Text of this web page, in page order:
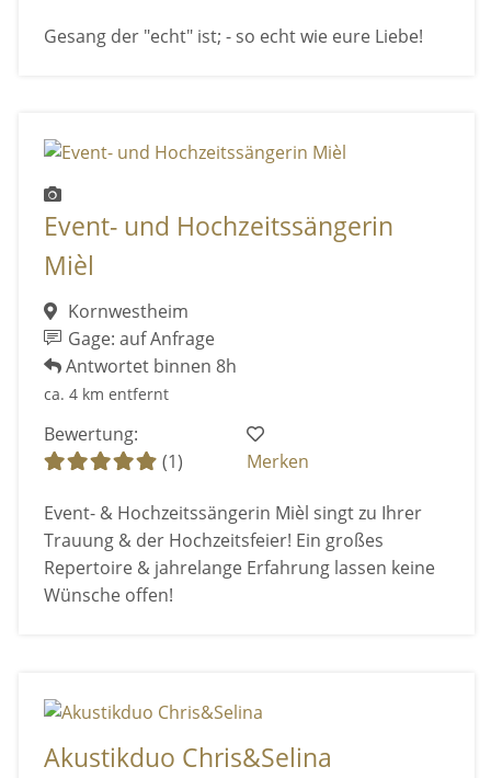
Gesang der "echt" ist; - so echt wie eure Liebe!
Event- und Hochzeitssängerin
Mièl
Kornwestheim
Gage: auf Anfrage
Antwortet binnen 8h
ca. 4 km entfernt
Bewertung:
(1)
Merken
Event- & Hochzeitssängerin Mièl singt zu Ihrer
Trauung & der Hochzeitsfeier! Ein großes
Repertoire & jahrelange Erfahrung lassen keine
Wünsche offen!
Akustikduo Chris&Selina